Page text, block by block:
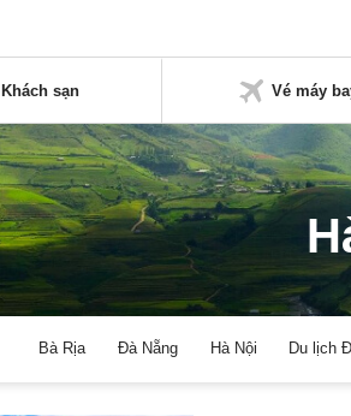
Khách sạn Vé máy
Bà Rịa Đà Nẵng Hà Nội Du lịch